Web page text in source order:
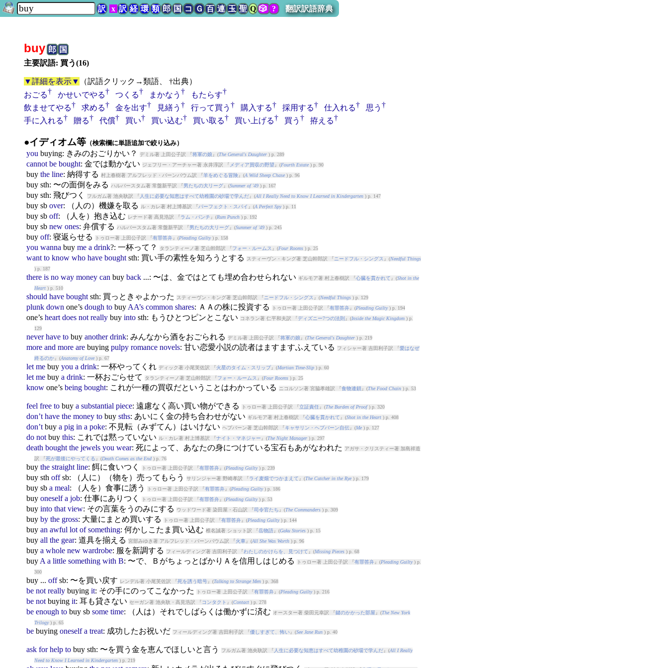
訳 x 訳 経 環 類 郎 国 コ Ｇ 百 連 玉 聖 Q 🎲? 翻訳訳語辞典
buy郎 国
主要訳語: 買う(16)
▼詳細を表示▼ （訳語クリック→類語、 †出典）
おごる† かせいでやる† つくる† まかなう † もたらす†
飲ませてやる† 求める† 金を出す† 見繕う † 行って買う † 購入する† 採用する† 仕入れる† 思う †
手に入れる† 贈る† 代償† 買い† 買い込む† 買い取る† 買い上げる† 買う † 拵える†
●イディオム等 （検索欄に単語追加で絞り込み）
you buying: きみのおごりかい？ デミル著 上田公子訳 『将軍の娘 』(The General's Daughter) p. 289
cannot be bought: 金では動かない ジェフリー・アーチャー著 永井淳訳 『 メディア買収の野望 』(Fourth Estate) p. 90
buy the line: 納得する 村上春樹著 アルフレッド・バーンバウム訳 『羊をめぐる冒険』(A Wild Sheep Chase) p. 96
buysth: 〜の面倒をみる ハルバースタム著 常盤新平訳 『 男たちの大リーグ』(Summer of '49) p. 167
buysth: 飛びつく フルガム著 池央耿訳 『 人生に必要な知恵はすべて幼稚園の砂場で学んだ』(All I Really Need to Know I Learned in Kindergarten) p. 147
buysb over: （人の）機嫌を取る ル・カレ著 村上博基訳 『パーフェクト・スパイ 』(A Perfect Spy) p. 11
buysb off: （人を）抱き込む レナード著 高見浩訳 『 ラム・パンチ 』(Rum Punch) p. 192
buysb new ones: 弁償する ハルバースタム著 常盤新平訳 『 男たちの大リーグ』(Summer of '49) p. 245
buy off: 寝返らせる トゥロー著 上田公子訳 『有罪答弁』(Pleading Guilty) p. 158
you wanna buy me a drink?: 一杯って？ タランティーノ著 芝山幹郎訳 『 フォー・ルームス 』(Four Rooms) p. 25
want to know who have boughtsth: 買い手の素性を知ろうとする スティーヴン・キング著 芝山幹郎訳 『 ニードフル・シングス 』(Needful Things
) p. 187
there is no way money can buy back...: 〜は、金ではとても埋め合わせられない ギルモア著 村上春樹訳 『心臓を貫かれて 』(Shot in the
Heart) p. 510
should have boughtsth: 買っときゃよかった スティーヴン・キング著 芝山幹郎訳 『 ニードフル・シングス 』(Needful Things) p. 129
plunk downone’s dough to buyAA’s common shares: ＡＡの株に投資する トゥロー著 上田公子訳 『有罪答弁』(Pleading Guilty) p. 194
one’s heart does not really buy intosth: もうひとつピンとこない コネラン著 仁平和夫訳 『 ディズニー7つの法則 』(Inside the Magic Kingdom) p.
129
never have to buy another drink: みんなから酒をおごられる デミル著 上田公子訳 『将軍の娘 』(The General's Daughter) p. 219
more and more are buying pulpy romance novels: 甘い恋愛小説の読者はますますふえている フィシャー著 吉田利子訳 『愛はなぜ
終るのか』(Anatomy of Love) p. 67
let me buy you a drink: 一杯やってくれ ディック著 小尾芙佐訳 『 火星のタイム・スリップ』(Martian Time-Slip) p. 60
let me buy a drink: 一杯おごらせて タランティーノ著 芝山幹郎訳 『 フォー・ルームス 』(Four Rooms) p. 25
knowone’s being bought: これが一種の買収だということはわかっている ニコルソン著 宮脇孝雄訳 『食物連鎖 』(The Food Chain) p. 53
feel free to buy a substantial piece: 遠慮なく高い買い物ができる トゥロー著 上田公子訳 『 立証責任』(The Burden of Proof) p. 320
don’t have the money to buy sths: あいにく金の持ち合わせがない ギルモア著 村上春樹訳 『心臓を貫かれて 』(Shot in the Heart) p. 408
don’t buy a pig in a poke: 不見転（みずてん）はいけない ヘプバーン著 芝山幹郎訳 『 キャサリン・ヘプバーン自伝』(Me) p. 127
do not buy this: これでは黙っていない ル・カレ著 村上博基訳 『ナイト・マネジャー 』(The Night Manager) p. 297
death bought the jewels you wear: 死によって、あなたの身につけている宝石もあがなわれた
アガサ・クリスティー著 加島祥造
訳 『死が最後にやってくる 』(Death Comes as the End) p. 76
buy the straight line: 餌に食いつく トゥロー著 上田公子訳 『有罪答弁』(Pleading Guilty) p. 239
buysth offsb: （人に）（物を）売ってもらう サリンジャー著 野崎孝訳 『 ライ麦畑でつかまえて 』(The Catcher in the Rye) p. 179
buysb a meal: （人を）食事に誘う トゥロー著 上田公子訳 『有罪答弁』(Pleading Guilty) p. 186
buy oneself a job: 仕事にありつく トゥロー著 上田公子訳 『有罪答弁』(Pleading Guilty) p. 53
buy into that view: その言葉をうのみにする ウッドワード著 染田屋・石山訳 『司令官たち 』(The Commanders) p. 309
buy by the gross: 大量にまとめ買いする トゥロー著 上田公子訳 『有罪答弁』(Pleading Guilty) p. 144
buy an awful lot of something: 何かしこたま買い込む 椎名誠著 ショット訳 『岳物語』(Gaku Stories) p. 15
buy all the gear: 道具を揃える 宮部みゆき著 アルフレッド・バーンバウム訳 『 火車』(All She Was Worth) p. 96
buy a whole new wardrobe: 服を新調する フィールディング著 吉田利子訳 『わたしのかけらを、見つけて 』(Missing Pieces) p. 68
buyA a little something with B: 〜で、ＢがちょっとばかりＡを信用しはじめる トゥロー著 上田公子訳 『有罪答弁』(Pleading Guilty) p.
300
buy... offsb: 〜を買い戻す レンデル著 小尾芙佐訳 『死を誘う暗号』(Talking to Strange Men) p. 368
be not really buying it: その手にのってこなかった トゥロー著 上田公子訳 『有罪答弁』(Pleading Guilty) p. 216
be not buying it: 耳も貸さない セーガン著 池央耿・高見浩訳 『 コンタクト 』(Contact) p. 278
be enough to buysb some time: （人は）それでしばらくは働かずに済む オースター著 柴田元幸訳 『鍵のかかった部屋 』(The New York
Trilogy) p. 65
be buying oneself a treat: 成功したお祝いだ フィールディング著 吉田利子訳 『優しすぎて、怖い』(See Jane Run) p. 40
ask for help to buysth: 〜を買う金を恵んでほしいと言う フルガム著 池央耿訳 『 人生に必要な知恵はすべて幼稚園の砂場で学んだ』(All I Really
Need to Know I Learned in Kindergarten) p. 219